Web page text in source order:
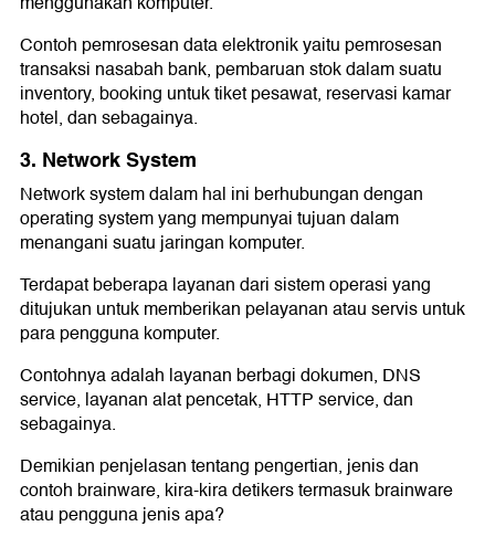
Contoh pemrosesan data elektronik yaitu pemrosesan
transaksi nasabah bank, pembaruan stok dalam suatu
inventory, booking untuk tiket pesawat, reservasi kamar
hotel, dan sebagainya.
3. Network System
Network system dalam hal ini berhubungan dengan
operating system yang mempunyai tujuan dalam
menangani suatu jaringan komputer.
Terdapat beberapa layanan dari sistem operasi yang
ditujukan untuk memberikan pelayanan atau servis untuk
para pengguna komputer.
Contohnya adalah layanan berbagi dokumen, DNS
service, layanan alat pencetak, HTTP service, dan
sebagainya.
Demikian penjelasan tentang pengertian, jenis dan
contoh brainware, kira-kira detikers termasuk brainware
atau pengguna jenis apa?